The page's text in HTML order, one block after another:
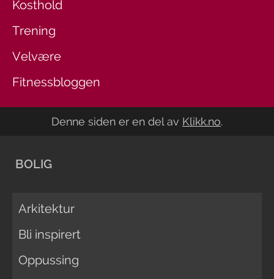
Kosthold
Trening
Velvære
Fitnessbloggen
Denne siden er en del av Klikk.no.
BOLIG
Arkitektur
Bli inspirert
Oppussing